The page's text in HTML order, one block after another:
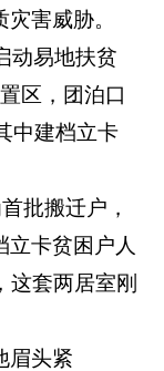
害威胁。
动易地扶贫
区，团泊口
中建档立卡
批搬迁户，
立卡贫困户人
这套两居室刚
眉头紧